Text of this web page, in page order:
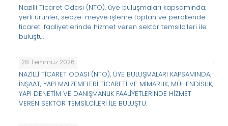
Nazilli Ticaret Odası (NTO), üye buluşmaları kapsamında;
yerli ürünler, sebze-meyve işleme toptan ve perakende
ticareti faaliyetlerinde hizmet veren sektör temsilcileri ile
buluştu.
28 Temmuz 2026
NAZİLLİ TİCARET ODASI (NTO), ÜYE BULUŞMALARI KAPSAMINDA;
İNŞAAT, YAPI MALZEMELERİ TİCARETİ VE MİMARLIK, MÜHENDİSLİK,
YAPI DENETİM VE DANIŞMANLIK FAALİYETLERİNDE HİZMET
VEREN SEKTÖR TEMSİLCİLERİ İLE BULUŞTU.